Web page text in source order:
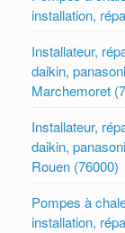
installation,
Installateur,
daikin,
Marchemoret
Installateur,
daikin,
Rouen (76000)
Pompes à
installation,